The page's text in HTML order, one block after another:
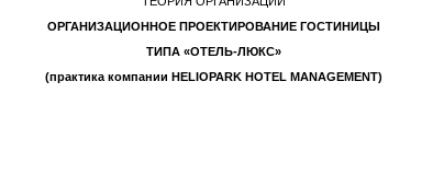
ОРГАНИЗАЦИОННОЕ ПРОЕКТИРОВАНИЕ ГОСТИНИЦЫ
ТИПА «ОТЕЛЬ-ЛЮКС»
(практика компании HELIOPARK HOTEL MANAGEMENT)